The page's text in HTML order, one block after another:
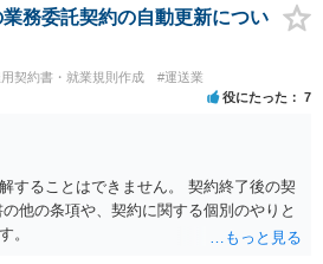
サービス」とか「ABCWS」を使う等で
務委託契約の自動更新につい
契約書・就業規則作成 #運送業
役にたった 7
することはできません。 契約終了後の契
他の条項や、契約に関する個別のやりと
。